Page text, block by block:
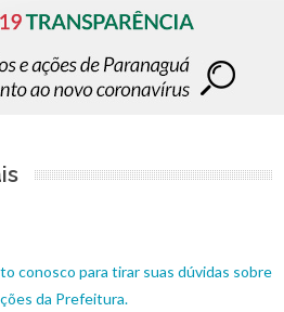
conosco para tirar suas dúvidas sobre
da Prefeitura.